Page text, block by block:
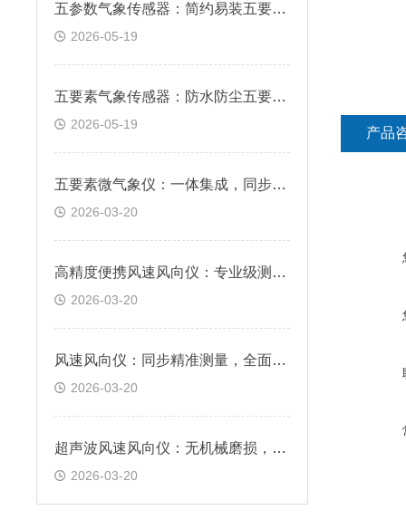
五参数气象传感器：简约易装五要素气象设备 快速布设省时省力
2026-05-19
五要素气象传感器：防水防尘五要素传感器 户外长期稳定作业
2026-05-19
五要素微气象仪：一体集成，同步精准感知核心气象数据
2026-03-20
高精度便携风速风向仪：专业级测量，满足户外监测需求
2026-03-20
风速风向仪：同步精准测量，全面掌握风场信息
2026-03-20
超声波风速风向仪：无机械磨损，免维护，响应快速
2026-03-20
产品